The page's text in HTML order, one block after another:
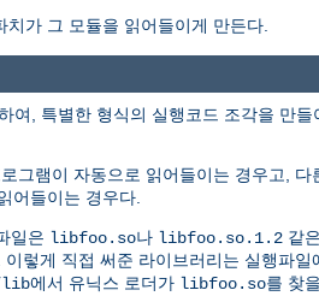
치가 그 모듈을 읽어들이게 만든다.
, 특별한 형식의 실행코드 조각을 만들
그램이 자동으로 읽어들이는 경우고,
어들이는 경우다.
일은 libfoo.so나 libfoo.so.1.2 같
렇게 직접 써준 라이브러리는 실행파
lib에서 유닉스 로더가 libfoo.so를 찾